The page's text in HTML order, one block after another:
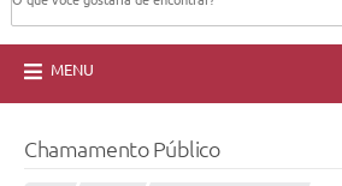
MENU
Chamamento Público